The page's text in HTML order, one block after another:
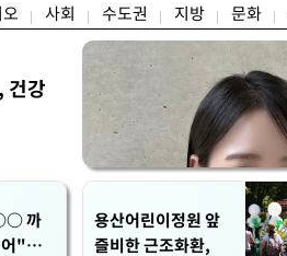
사회 수도권 지방 문화
강
까
어"…
용산어린이정원 앞
즐비한 근조화환,